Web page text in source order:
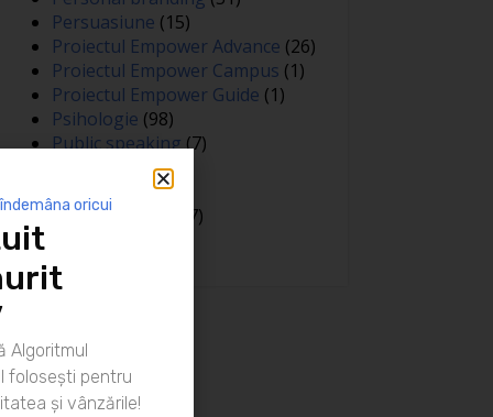
Persuasiune (15)
Proiectul Empower Advance (26)
Proiectul Empower Campus (1)
Proiectul Empower Guide (1)
Psihologie (98)
Public speaking(7)
(81)
Spiritualitate
(127)
oricui
Algoritmul
folosești pentru
și vânzările!